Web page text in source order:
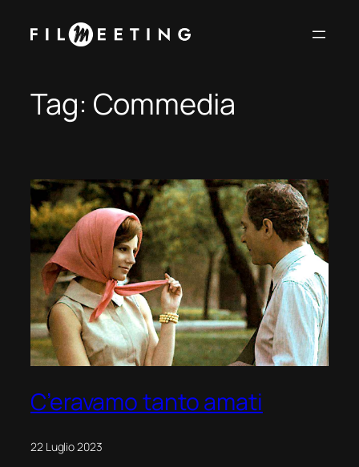
Tag: Commedia
C’eravamo tanto amati
22 Luglio 2023